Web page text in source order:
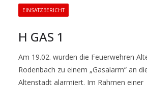
EINSATZBERICHT
H GAS 1
Am 19.02. wurden die Feuerwehren
Rodenbach zu einem „Gasalarm“ an
Altenstadt alarmiert. Im Rahmen einer